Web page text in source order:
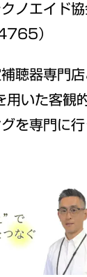
クノエイド
）
聴器専門
用いた客観
を専門に